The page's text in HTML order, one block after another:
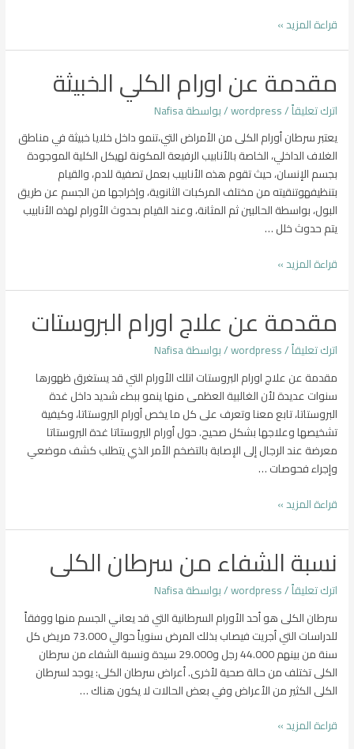
اخذ
الكلى
للاطفال
قراءة المزيد »
مقدمة عن اورام الكلي الخبيثة
اترك تعليقاً/
wordpress/ بواسطةNafisa
يعتبر سرطان أورام الكلى من الأمراض التي،تنمو داخل خلايا خبيثة في مناطق
الغلاف الداخلي، الخاصة بالأنابيب الرفيعة المكونة لهيكل الكلية الموجودة
بجسم الإنسان، حيث تقوم هذه الأنابيب بعمل تصفية للدم، والقيام
بتنظيفهوتنقيته من مختلف المركبات الثانوية، وإخراجها من الجسم عن طريق
البول، بواسطة الحالبين ثم المثانة، وعند القيام بحدوث الأورام لهذه الأنابيب
يتم حدوث خلل …
مقدمة
الكلي
الخبيثة
قراءة المزيد »
مقدمة عن علاج اورام البروستات
اترك تعليقاً/
wordpress/ بواسطةNafisa
مقدمة عن علاج اورام البروستات اتلك الأورام التي قد يستغرق ظهورها
سنوات عديدة لأن الغالبية العظمى منها ينمو ببطء شديد داخل غدة
البروستاتا، تابع معنا وتعرف على كل ما يخص أورام البروستاتا، وكيفية
تشخيصها وعلاجها بشكل صحيح. حول أورام البروستاتا غدة البروستاتا
معرضة عند الرجال إلى الإصابة بالتضخم الأمر الذي يتطلب كشف موضعي
وإجراء فحوصات …
مقدمة
اورام
البروستات
قراءة المزيد »
نسبة الشفاء من سرطان الكلى
اترك تعليقاً/
wordpress/ بواسطةNafisa
سرطان الكلى هو أحد الأورام السرطانية التي قد يعاني الجسم منها ووفقاً
للدراسات التي أجريت فيصاب بذلك المرض سنوياً حوالي 73.000 مريض كل
سنة من بينهم 44.000 رجل و29.000 سيدة ونسبة الشفاء من سرطان
الكلى تختلف من حالة صحية لأخرى. أعراض سرطان الكلى: يوجد لسرطان
الكلى الكثير من الأعراض وفي بعض الحالات لا يكون هناك …
نسبة
قراءة المزيد »